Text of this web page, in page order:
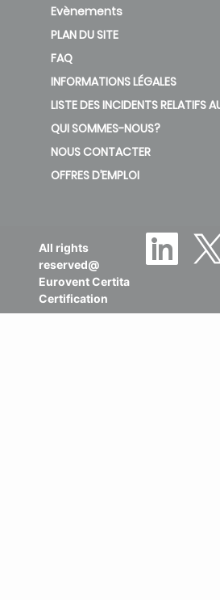
PLAN DU SITE
FAQ
INFORMATIONS LÉGALES
LISTE DES INCIDENTS RELATIFS
QUI SOMMES-NOUS?
NOUS CONTACTER
OFFRES D’EMPLOI
reserved@
Eurovent Certita
Certification